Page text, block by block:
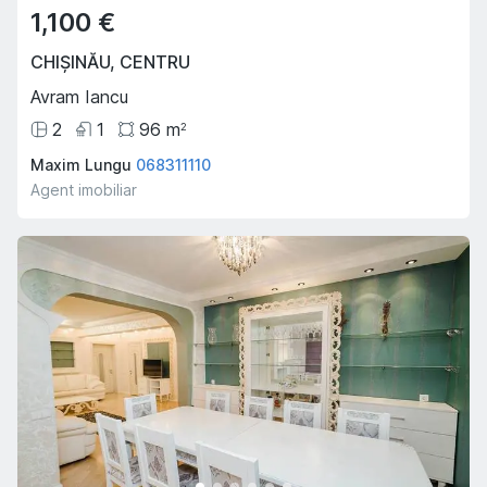
1,100 €
CHIȘINĂU, CENTRU
Avram Iancu
2
1 96 m2
Maxim Lungu 068311110
Agent imobiliar
Oferta Săptămânii
Hot